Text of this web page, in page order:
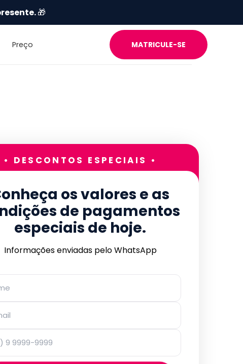
🎁
Preço MATRICULE-SE
• DESCONTOS ESPECIAIS •
os valores e as
de pagamentos
especiais de hoje.
Informações enviadas pelo WhatsApp